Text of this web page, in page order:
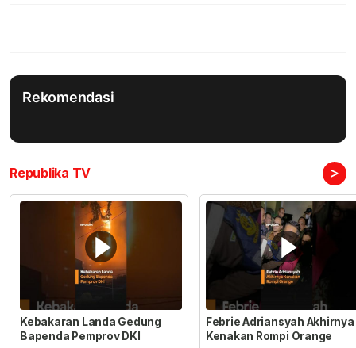
Rekomendasi
Republika TV >
Kebakaran Landa Gedung
Bapenda Pemprov DKI
Febrie Adriansyah Akhirnya
Kenakan Rompi Orange